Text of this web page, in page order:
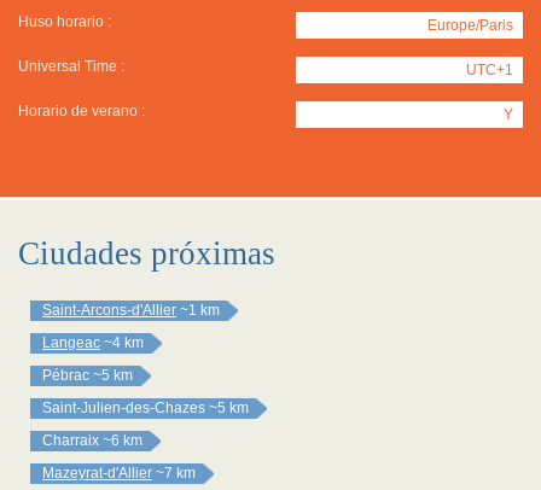
Huso horario : Europe/Paris
Universal Time : UTC+1
Horario de verano : Y
Ciudades próximas
Saint-Arcons-d'Allier ~1 km
Langeac ~4 km
Pébrac ~5 km
Saint-Julien-des-Chazes ~5 km
Charraix ~6 km
Mazeyrat-d'Allier ~7 km